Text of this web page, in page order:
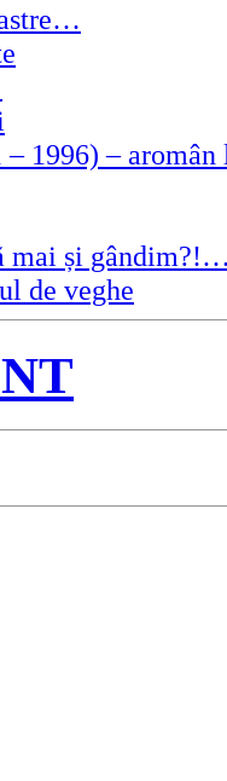
– 1996) –
mai și
de veghe